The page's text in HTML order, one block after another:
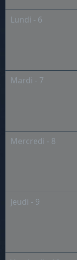
Lundi - 6
Mardi - 7
Mercredi - 8
Jeudi - 9